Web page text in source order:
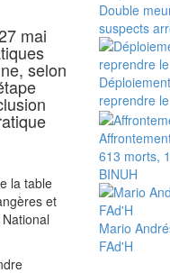
mai
selon
la table
et
Double
suspects
reprendre
613 morts,
BINUH
Mario
FAd'H